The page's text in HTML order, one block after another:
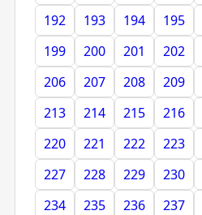
192
193 194 195
199
200 201 202
206
207 208 209
213
214 215 216
220
221 222 223
227
228 229 230
234
235 236 237